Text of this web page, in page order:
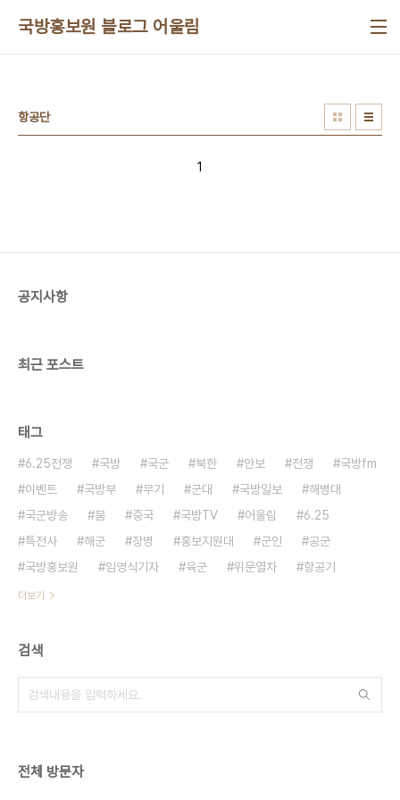
국방홍보원 블로그 어울림
항공단
1
공지사항
최근 포스트
태그
6.25전쟁 국방 국군 북한 안보 전쟁
국방fm
이벤트
국방부 무기 군대 국방일보
해병대
국군방송
붐 중국 국방TV 어울림
6.25
특전사
해군 장병 홍보지원대 군인
공군
국방홍보원
임영식기자 육군 위문열차 항공기
더보기
검색
전체 방문자